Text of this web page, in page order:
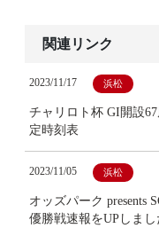
関連リンク
2023/11/17 浜松
チャリロト杯 GI開設
定時刻表
2023/11/05 浜松
オッズパーク presents
優勝戦速報をUPしまし